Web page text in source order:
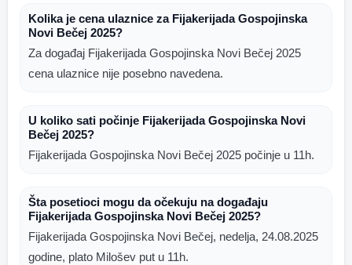
Kolika je cena ulaznice za Fijakerijada Gospojinska
Novi Bečej 2025?
Za događaj Fijakerijada Gospojinska Novi Bečej 2025
cena ulaznice nije posebno navedena.
U koliko sati počinje Fijakerijada Gospojinska Novi
Bečej 2025?
Fijakerijada Gospojinska Novi Bečej 2025 počinje u 11h.
Šta posetioci mogu da očekuju na događaju
Fijakerijada Gospojinska Novi Bečej 2025?
Fijakerijada Gospojinska Novi Bečej, nedelja, 24.08.2025
godine, plato Milošev put u 11h.